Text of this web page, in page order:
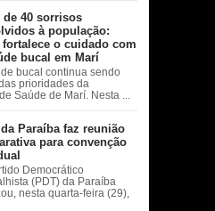
de 40 sorrisos
à população:
fortalece o cuidado com
bucal em Marí
bucal continua sendo
prioridades da
Saúde de Marí. Nesta ...
da Paraíba faz reunião
para convenção
Democrático
(PDT) da Paraíba
nesta quarta-feira (29),